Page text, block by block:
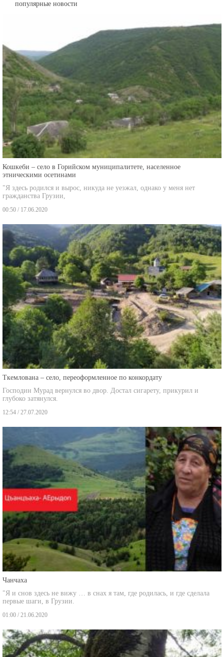
популярные новости
Кошкеби – село в Горийском муниципалитете, населенное
этническими осетинами
"Я здесь родился и вырос, никуда не уезжал, однако у меня нет
гражданства Грузии,
00:50 / 17.06.2020
Ткемлована – село, переоформленное по конкордату
Господин Мурад вернулся во двор. Достал сигарету, прикурил и
глубоко затянулся.
12:54 / 27.07.2020
Чанчаха
"Я и снов здесь не вижу … в снах я там, где родилась, и где сделала
первые шаги, в Грузии.
01:00 / 21.06.2020